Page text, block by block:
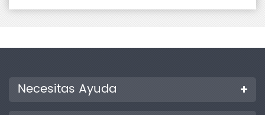
Necesitas Ayuda